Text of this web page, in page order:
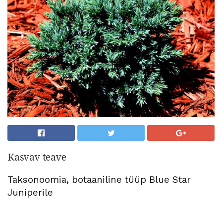
Kasvav teave
Taksonoomia, botaaniline tüüp Blue Star
Juniperile